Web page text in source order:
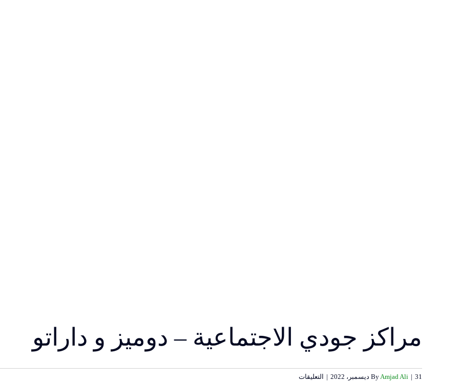
مراكز جودي الاجتماعية – دوميز و داراتو
ByAmjad Ali | 31 ديسمبر، 2022 | التعليقاتعلى